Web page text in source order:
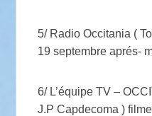
5/ Radio Occitania (
19 septembre aprés-
6/ L’équipe TV –
J.P Capdecoma )